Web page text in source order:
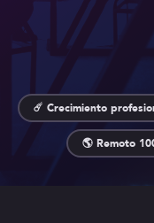
☄️ Crecimiento
🌎 Remoto